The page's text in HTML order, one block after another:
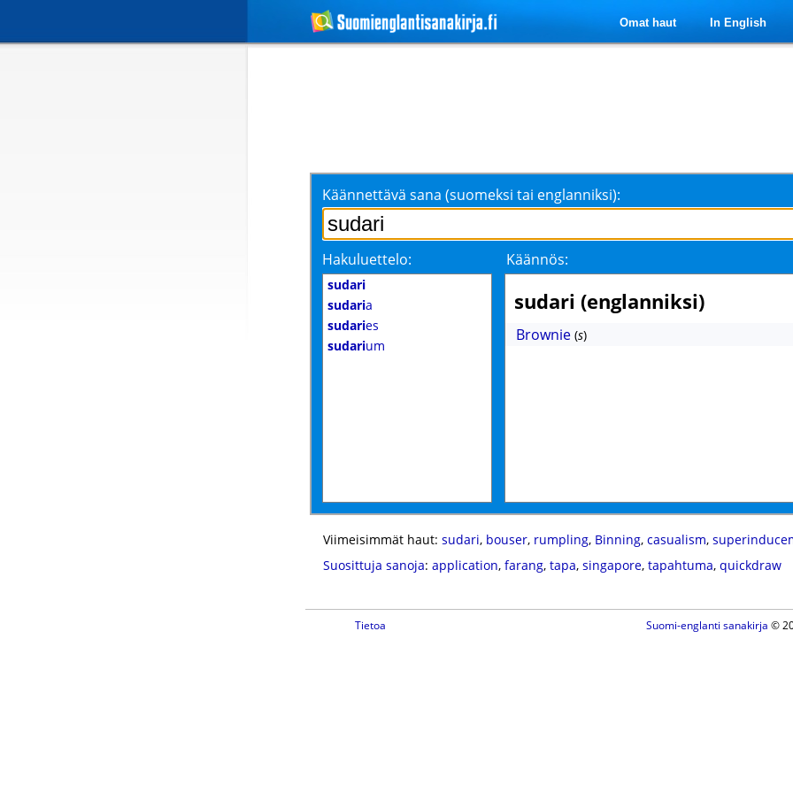
Omat haut In English
Käännettävä sana (suomeksi tai englanniksi):
Hakuluettelo: Käännös:
sudari
sudaria
sudaries
sudarium
sudari (englanniksi)
Brownie (s)
Viimeisimmät haut: sudari, bouser, rumpling, Binning, casualism,
Suosittuja sanoja: application, farang, tapa, singapore, tapahtuma, quickdraw
Tietoa Suomi-englanti sanakirja ©